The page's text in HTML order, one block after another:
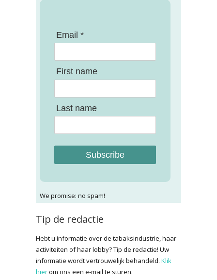
Email *
First name
Last name
Subscribe
We promise: no spam!
Tip de redactie
Hebt u informatie over de tabaksindustrie, haar
activiteiten of haar lobby? Tip de redactie! Uw
informatie wordt vertrouwelijk behandeld. Klik
hierom ons een e-mail te sturen.